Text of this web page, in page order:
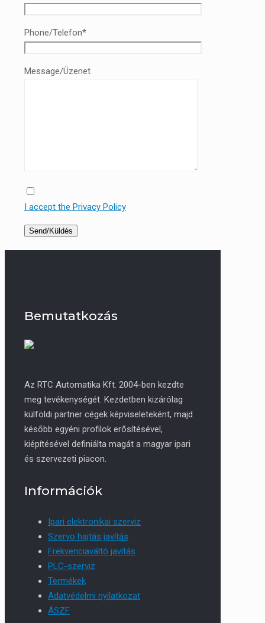
Phone/Telefon*
Message/Üzenet
I accept the Privacy Policy
Bemutatkozás
Az RTC Automatika Kft. 2004-ben kezdte
meg tevékenységét. Kezdetben kizárólag
külföldi partner cégek képviseleteként, majd
később egyéni profilok erősítésével,
kiépítésével definiálta magát a magyar ipari
és szervezeti piacon.
Információk
Ipari elektronikai szerviz
Szervo hajtás javítás
Frekvenciaváltó javítás
PLC-szerviz
Termékek
Adatvédelmi nyilatkozat
ÁSZF